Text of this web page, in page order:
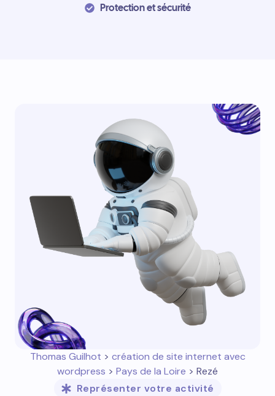
Protection et sécurité
Thomas Guilhot > création de site internet avec
wordpress > Pays de la Loire > Rezé
Représenter votre activité